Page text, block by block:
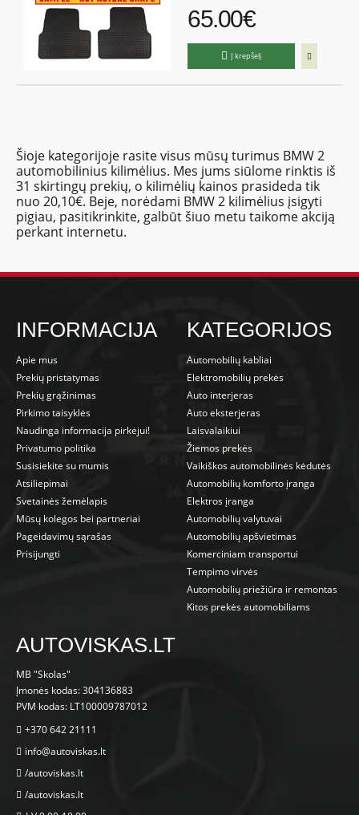
65.00€
Į krepšelį
Šioje kategorijoje rasite visus mūsų turimus BMW 2
automobilinius kilimėlius. Mes jums siūlome rinktis iš
31 skirtingų prekių, o kilimėlių kainos prasideda tik
nuo 20,10€. Beje, norėdami BMW 2 kilimėlius įsigyti
pigiau, pasitikrinkite, galbūt šiuo metu taikome akciją
perkant internetu.
INFORMACIJA
Apie mus
Prekių pristatymas
Prekių grąžinimas
Pirkimo taisyklės
Naudinga informacija pirkėjui!
Privatumo politika
Susisiekite su mumis
Atsiliepimai
Svetainės žemėlapis
Mūsų kolegos bei partneriai
Pageidavimų sąrašas
Prisijungti
KATEGORIJOS
Automobilių kabliai
Elektromobilių prekės
Auto interjeras
Auto eksterjeras
Laisvalaikiui
Žiemos prekės
Vaikiškos automobilinės kėdutės
Automobilių komforto įranga
Elektros įranga
Automobilių valytuvai
Automobilių apšvietimas
Komerciniam transportui
Tempimo virvės
Automobilių priežiūra ir remontas
Kitos prekės automobiliams
AUTOVISKAS.LT
MB "Skolas"
Įmonės kodas: 304136883
PVM kodas: LT100009787012
+370 642 21111
info@autoviskas.lt
/autoviskas.lt
/autoviskas.lt